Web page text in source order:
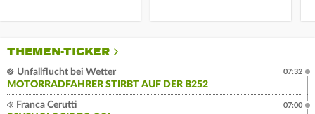
THEMEN-TICKER
Unfallflucht bei Wetter
MOTORRADFAHRER STIRBT AUF DER B252
07:32
Franca Cerutti
07:00